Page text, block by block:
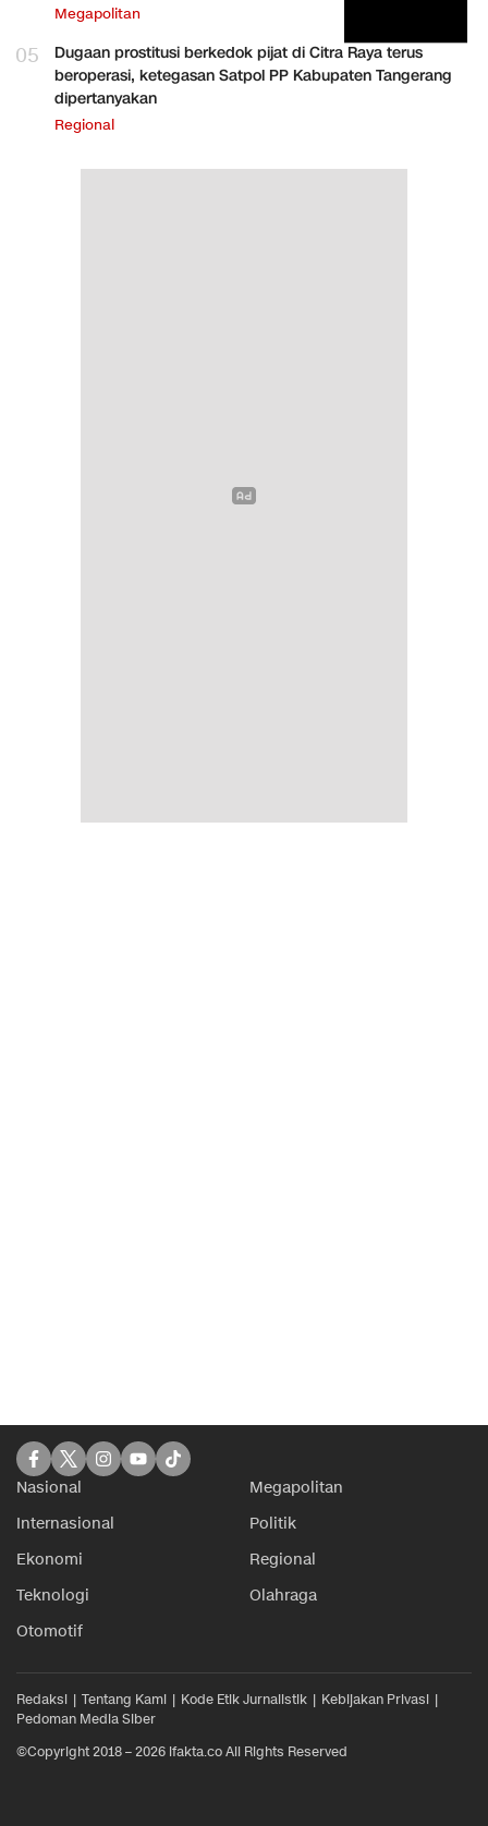
Megapolitan
05
Dugaan prostitusi berkedok pijat di Citra Raya terus
beroperasi, ketegasan Satpol PP Kabupaten Tangerang
dipertanyakan
Regional
Nasional
Megapolitan
Internasional
Politik
Ekonomi
Regional
Teknologi
Olahraga
Otomotif
Redaksi Tentang Kami Kode Etik Jurnalistik
Kebijakan Privasi
Pedoman Media Siber
©Copyright 2018 – 2026 ifakta.co All Rights Reserved